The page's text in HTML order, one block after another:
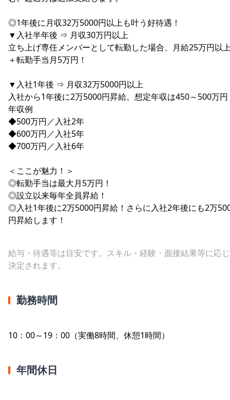
◎1年後に月収32万5000円以上も叶う好待遇！
▼入社半年後 ⇒ 月収30万円以上
立ち上げ専任メンバーとして転勤した場合、月給25万円以
＋転勤手当月5万円！
▼入社1年後 ⇒ 月収32万5000円以上
入社から1年後に2万5000円昇給。想定年収は450～500万円
年収例
◆500万円／入社2年
◆600万円／入社5年
◆700万円／入社6年
＜ここが魅力！＞
◎転勤手当は最大月5万円！
◎設立以来毎年全員昇給！
◎入社1年後に2万5000円昇給！さらに入社2年後にも2万
円昇給します！
給与・待遇等は目安です。スキル・経験・面接結果等に応
決定されます。
勤務時間
10：00～19：00（実働8時間、休憩1時間）
年間休日